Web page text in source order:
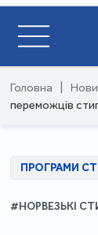
Головна
переможців
ПРОГРАМИ
#НОРВЕЗЬКІ